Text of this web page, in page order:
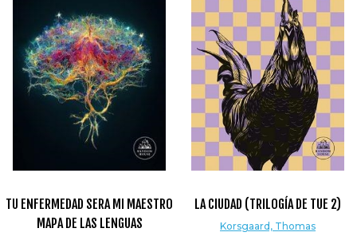
TU ENFERMEDAD SERA MI MAESTRO
MAPA DE LAS LENGUAS
LA CIUDAD (TRILOGÍA DE TUE 2)
Korsgaard, Thomas